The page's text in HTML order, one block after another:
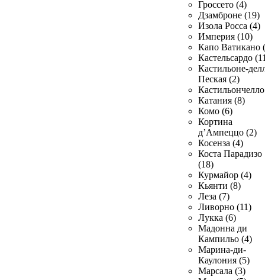
Гроссето (4)
Дзамброне (19)
Изола Росса (4)
Империя (10)
Капо Ватикано
Кастельсардо
Кастильоне-
Пеская (2)
Катания (8)
Комо (6)
Кортина
д’Ампеццо (2)
Косенза (4)
Коста Парадизо
(18)
Курмайор (4)
Кьянти (8)
Леза (7)
Ливорно (11)
Лукка (6)
Мадонна ди
Кампильо (4)
Марина-ди-
Каулония (5)
Марсала (3)